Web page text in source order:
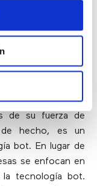
y/o mejorar las
se
de su fuerza de
de hecho, es un
bot. En lugar de
se enfocan en
tecnología bot.